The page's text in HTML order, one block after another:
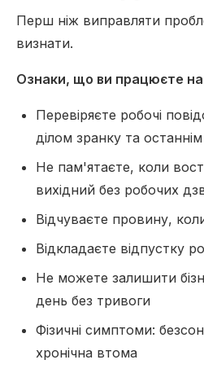
Перш ніж виправляти
визнати.
Ознаки, що ви працюєте
Перевіряєте робочі
ділом зранку та
Не пам'ятаєте, коли
вихідний без робочих
Відчуваєте провину,
Відкладаєте відпустку
Не можете залишити
день без тривоги
Фізичні симптоми:
хронічна втома